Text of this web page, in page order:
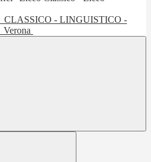
CLASSICO - LINGUISTICO -
Verona